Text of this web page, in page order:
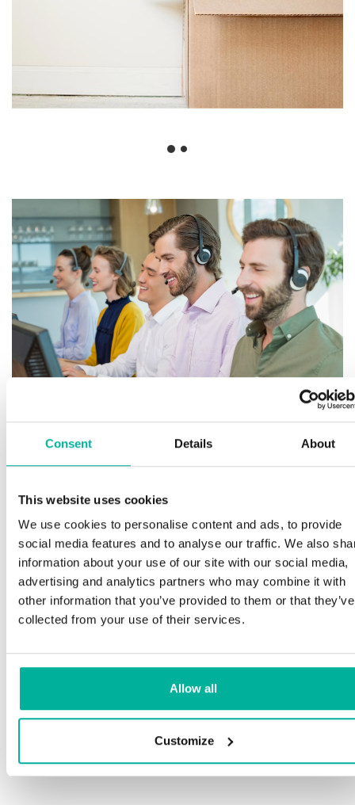
Consent Details About
This website uses cookies
We use cookies to personalise content and ads, to provide
social media features and to analyse our traffic. We also
information about your use of our site with our social media,
advertising and analytics partners who may combine it with
other information that you’ve provided to them or that they’ve
collected from your use of their services.
Allow all
Customize
Premium support
Telefon och e-postsupport på svenska och
engelska
Hjälp att komma igång med din hemsida och e-
post, oavsett om du börjar bygga eller ska flytta
din nuvarande hemsida eller e-post till oss
Kunskapscenter med steg-för-stegguider och tips
för att se till att din e-post fungerar felfritt